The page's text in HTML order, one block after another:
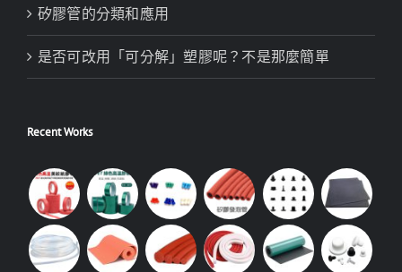
矽膠管的分類和應用
是否可改用「可分解」塑膠呢？不是那麼簡單
Recent Works